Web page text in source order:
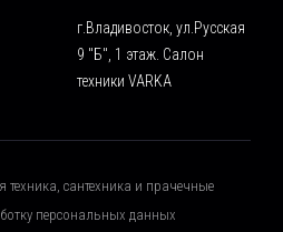
г.Владивосток, ул.Русская
9 "Б", 1 этаж. Салон
техники VARKA
техника, сантехника и прачечные
персональных данных